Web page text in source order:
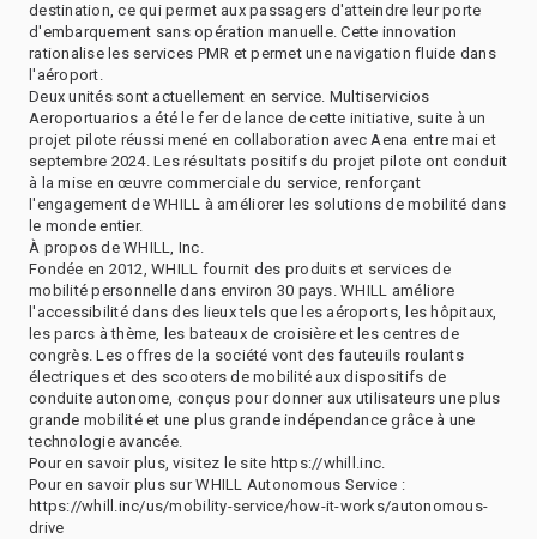
destination, ce qui permet aux passagers d'atteindre leur porte
d'embarquement sans opération manuelle. Cette innovation
rationalise les services PMR et permet une navigation fluide dans
l'aéroport.
Deux unités sont actuellement en service. Multiservicios
Aeroportuarios a été le fer de lance de cette initiative, suite à un
projet pilote réussi mené en collaboration avec Aena entre mai et
septembre 2024. Les résultats positifs du projet pilote ont conduit
à la mise en œuvre commerciale du service, renforçant
l'engagement de WHILL à améliorer les solutions de mobilité dans
le monde entier.
À propos de WHILL, Inc.
Fondée en 2012, WHILL fournit des produits et services de
mobilité personnelle dans environ 30 pays. WHILL améliore
l'accessibilité dans des lieux tels que les aéroports, les hôpitaux,
les parcs à thème, les bateaux de croisière et les centres de
congrès. Les offres de la société vont des fauteuils roulants
électriques et des scooters de mobilité aux dispositifs de
conduite autonome, conçus pour donner aux utilisateurs une plus
grande mobilité et une plus grande indépendance grâce à une
technologie avancée.
Pour en savoir plus, visitez le site https://whill.inc.
Pour en savoir plus sur WHILL Autonomous Service :
https://whill.inc/us/mobility-service/how-it-works/autonomous-
drive